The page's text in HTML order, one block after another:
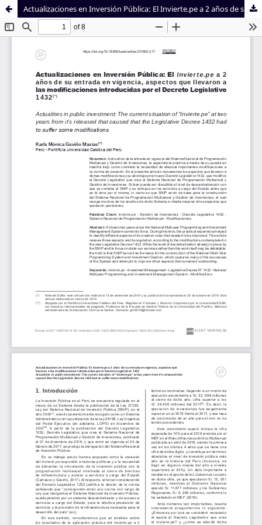
Sistema de
Bibliotecas
Facultad de
Derecho
Actualizaciones en Inversión Pública: El Invierte.pe a 2 años de su entrada en vigencia, aspectos que llevaron a las modificaciones introducidas por el Decreto Legislativo 1432